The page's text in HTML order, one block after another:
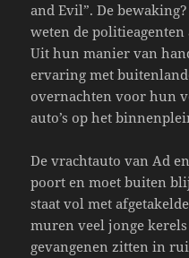
and Evil”. De
weten de
Uit hun manier van
ervaring met
overnachten voor hun
auto’s op het
De vrachtauto van Ad
poort en moet buiten
staat vol met
muren veel jonge
gevangenen zitten in